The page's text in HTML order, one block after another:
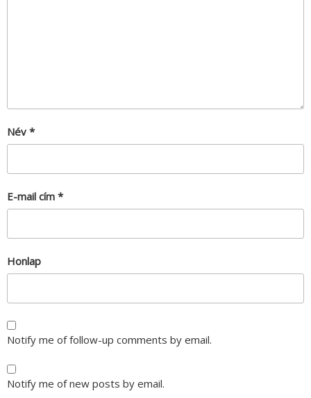
Név *
E-mail cím *
Honlap
Notify me of follow-up comments by email.
Notify me of new posts by email.